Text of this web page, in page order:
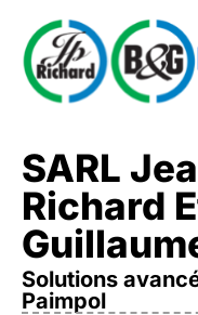
SARL
Richard
Solutions
Paimpol